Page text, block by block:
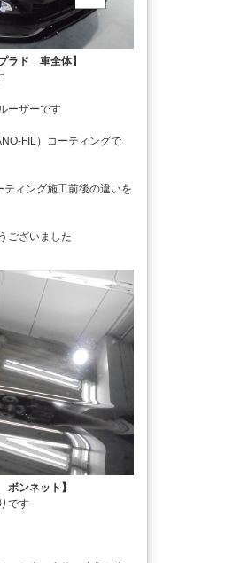
ラド 車全体】
ーザーです
FIL）コーティングで
ィング施工前後の違いを
ございました
ンネット】
です